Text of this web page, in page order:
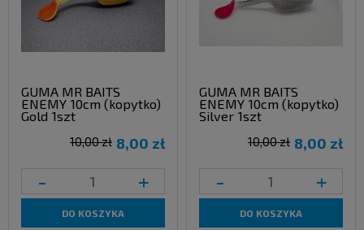
GUMA MR BAITS
ENEMY 10cm (kopytko)
Gold 1szt
8,00 zł
10,00 zł
- +
DO KOSZYKA
GUMA MR BAITS
ENEMY 10cm (kopytko)
Silver 1szt
8,00 zł
10,00 zł
- +
DO KOSZYKA